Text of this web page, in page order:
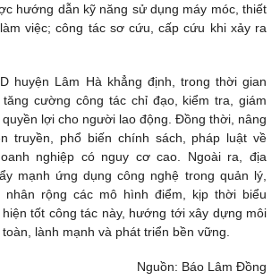
hướng dẫn kỹ năng sử dụng máy móc, thiết
việc; công tác sơ cứu, cấp cứu khi xảy ra
huyện Lâm Hà khẳng định, trong thời gian
cường công tác chỉ đạo, kiểm tra, giám
lợi cho người lao động. Đồng thời, nâng
truyền, phổ biến chính sách, pháp luật về
nghiệp có nguy cơ cao. Ngoài ra, địa
mạnh ứng dụng công nghệ trong quản lý,
nhân rộng các mô hình điểm, kịp thời biểu
tốt công tác này, hướng tới xây dựng môi
lành mạnh và phát triển bền vững.
Nguồn: Báo Lâm Đồng